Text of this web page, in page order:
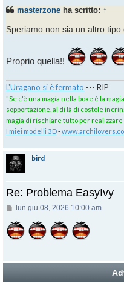
masterzone ha scritto: ↑
Speriamo non sia un altro tipo
Proprio quella!!
L'Uragano si è fermato --- RIP
"Se c'è una magia nella boxe è la
sopportazione, al di là di costole
magia di rischiare tutto per
I miei modelli 3D-
bird
Re: Problema EasyIvy
Messaggio
lun giu 08, 2026 10:00 am